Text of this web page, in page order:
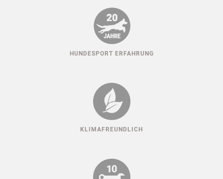
HUNDESPORT ERFAHRUNG
KLIMAFREUNDLICH